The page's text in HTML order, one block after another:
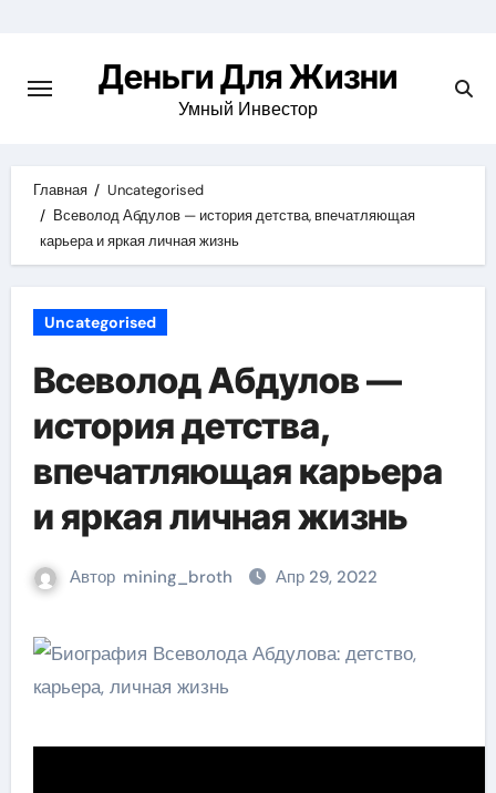
содержимомуДеньги Для Жизни
Умный Инвестор
Главная
Uncategorised
Всеволод Абдулов — история детства, впечатляющая
карьера и яркая личная жизнь
Uncategorised
Всеволод Абдулов —
история детства,
впечатляющая карьера
и яркая личная жизнь
Автор mining_broth Апр 29, 2022